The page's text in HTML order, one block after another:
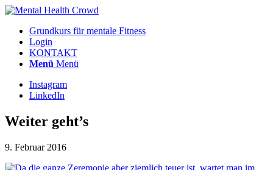
Grundkurs für mentale Fitness
Login
KONTAKT
Menü Menü
Instagram
LinkedIn
Weiter geht’s
9. Februar 2016